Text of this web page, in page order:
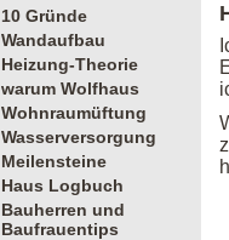
10 Gründe
Wandaufbau
Heizung-Theorie
warum Wolfhaus
Wohnraumüftung
Wasserversorgung
Meilensteine
Haus Logbuch
Bauherren und
Baufrauentips